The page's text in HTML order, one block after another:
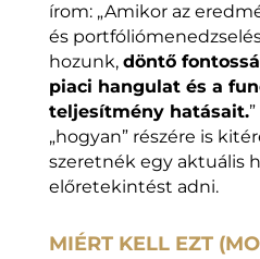
írom: „Amikor az
és
hozunk, döntő
piaci hangulat és a
teljesítmény hatásait.
„hogyan” részére is
szeretnék egy aktuális
előretekintést adni.
MIÉRT KELL EZT